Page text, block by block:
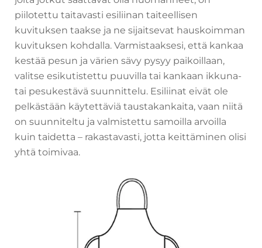
piilotettu taitavasti esiliinan taiteellisen
kuvituksen taakse ja ne sijaitsevat hauskoimman
kuvituksen kohdalla. Varmistaaksesi, että kankaa
kestää pesun ja värien sävy pysyy paikoillaan,
valitse esikutistettu puuvilla tai kankaan ikkuna-
tai pesukestävä suunnittelu. Esiliinat eivät ole
pelkästään käytettäviä taustakankaita, vaan niitä
on suunniteltu ja valmistettu samoilla arvoilla
kuin taidetta – rakastavasti, jotta keittäminen olisi
yhtä toimivaa.